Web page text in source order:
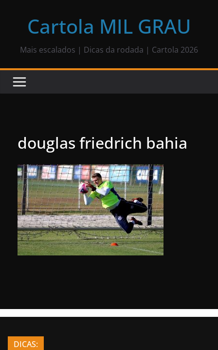
Cartola MIL GRAU
Mais escalados | Dicas da rodada | Cartola 2026
douglas friedrich bahia
DICAS: